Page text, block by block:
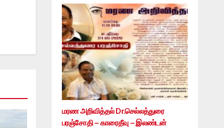
மரண அறிவித்தல் Dr.செல்லத்துரை
பரஞ்சோதி – காரைதீவு – இலண்டன்